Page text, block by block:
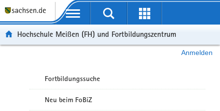
Portalübergreifende Navigation
Hochschule Meißen (FH) und Fortbildungszentrum
Anmelden
Fortbildungssuche
Neu beim FoBiZ